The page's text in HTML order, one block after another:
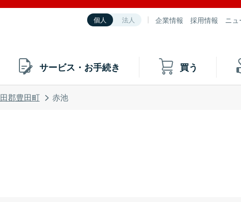
個人 法人 企業情報 採用情報 ニ
サービス・お手続き 買う
郡豊田町 赤池